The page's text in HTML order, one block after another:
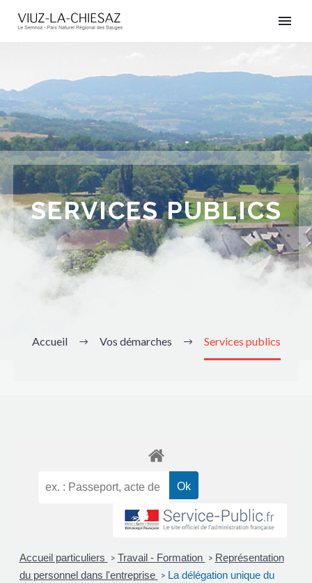
SERVICES PUBLICS
Accueil Vos démarches Services publics
Accueil particuliers > Travail - Formation > Représentation
du personnel dans l'entreprise > La délégation unique du